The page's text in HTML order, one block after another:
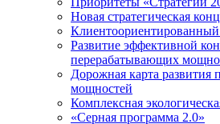
Новая стратегическая
Клиентоориентированный
Развитие эффективной
перерабатывающих
Дорожная карта развития
мощностей
Комплексная
«Серная программа 2.0»